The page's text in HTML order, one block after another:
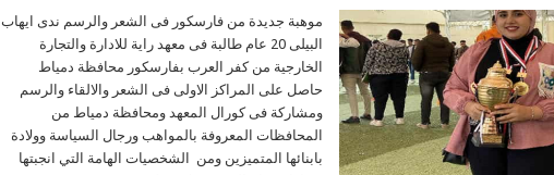
جديدة
من
فارسكور
فى
الشعر
والرسم
مغلقة
موهبة جديدة من فارسكور فى الشعر والرسم ندى ايهاب
البيلى 20 عام طالبة فى معهد راية للادارة والتجارة
الخارجية من كفر العرب بفارسكور محافظة دمياط
حاصل على المراكز الاولى فى الشعر والالقاء والرسم
ومشاركة فى كورال المعهد ومحافظة دمياط من
المحافظات المعروفة بالمواهب ورجال السياسة وولادة
بابنائها المتميزين ومن الشخصيات الهامة التي انجبتها